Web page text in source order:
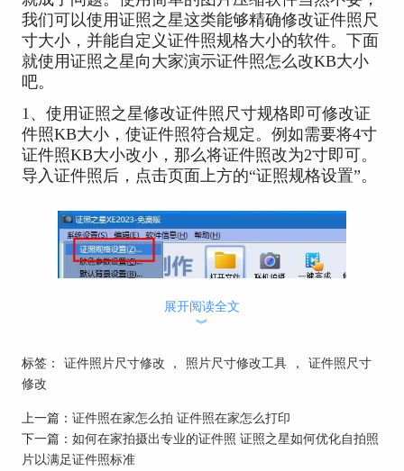
我们可以使用证照之星这类能够精确修改证件照尺
寸大小，并能自定义证件照规格大小的软件。下面
就使用证照之星向大家演示证件照怎么改KB大小
吧。
1、使用证照之星修改证件照尺寸规格即可修改证
件照KB大小，使证件照符合规定。例如需要将4寸
证件照KB大小改小，那么将证件照改为2寸即可。
导入证件照后，点击页面上方的“证照规格设置”。
图1：点击“证照规格设置”
2、随后在规格设置中点击标准2寸，并点击“选
展开阅读全文
︾
标签： 证件照片尺寸修改 ， 照片尺寸修改工具 ，
证件照尺寸
修改
上一篇： 证件照在家怎么拍 证件照在家怎么打印
下一篇： 如何在家拍摄出专业的证件照 证照之星如何优化自拍照
片以满足证件照标准